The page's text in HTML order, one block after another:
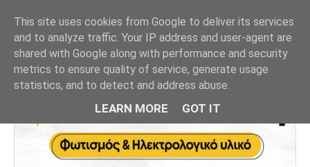
This site uses cookies from Google to deliver its services
and to analyze traffic. Your IP address and user-agent are
shared with Google along with performance and security
metrics to ensure quality of service, generate usage
statistics, and to detect and address abuse.
LEARN MORE GOT IT